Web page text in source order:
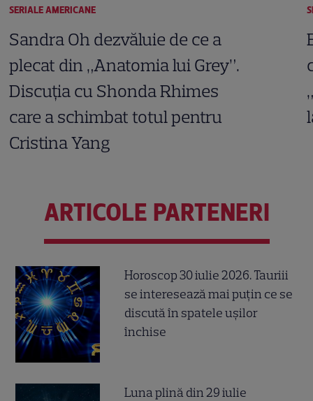
SERIALE AMERICANE
Sandra Oh dezvăluie de ce a
plecat din „Anatomia lui Grey”.
Discuția cu Shonda Rhimes
care a schimbat totul pentru
Cristina Yang
ARTICOLE PARTENERI
Horoscop 30 iulie 2026. Tauriii
se interesează mai puțin ce se
discută în spatele ușilor
închise
Luna plină din 29 iulie